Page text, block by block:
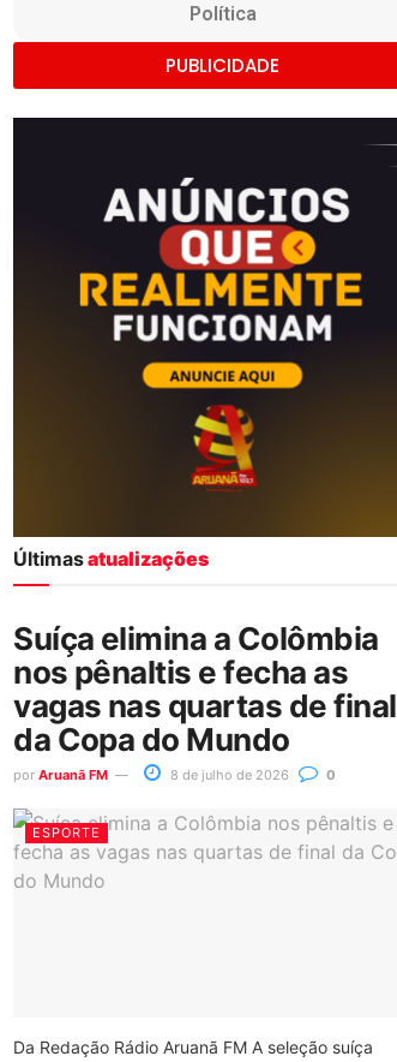
Política
PUBLICIDADE
Últimasatualizações
Suíça elimina a Colômbia
nos pênaltis e fecha as
vagas nas quartas de final
da Copa do Mundo
por Aruanã FM 8 de julho de 2026 0
ESPORTE
Da Redação Rádio Aruanã FM A seleção suíça